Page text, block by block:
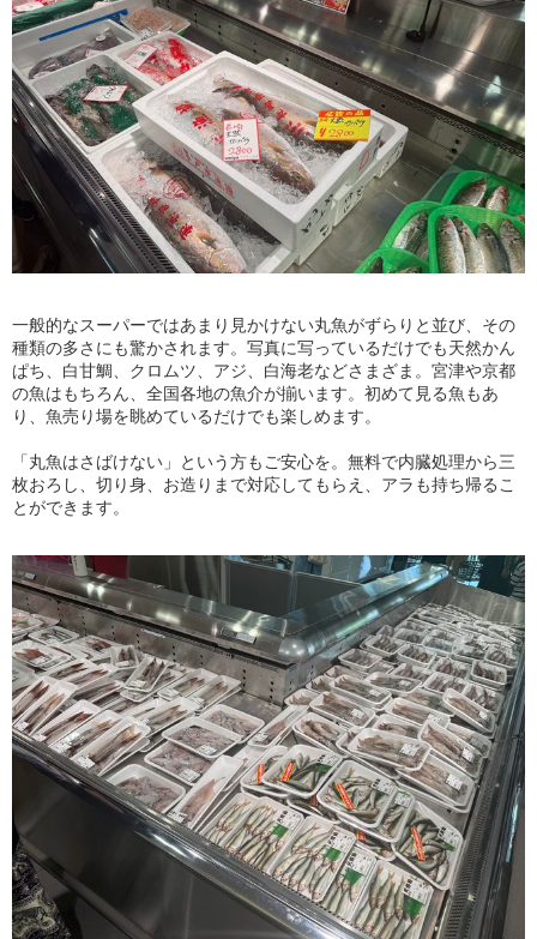
一般的なスーパーではあまり見かけない丸魚がずらりと並び、その
種類の多さにも驚かされます。写真に写っているだけでも天然かん
ぱち、白甘鯛、クロムツ、アジ、白海老などさまざま。宮津や京都
の魚はもちろん、全国各地の魚介が揃います。初めて見る魚もあ
り、魚売り場を眺めているだけでも楽しめます。
「丸魚はさばけない」という方もご安心を。無料で内臓処理から三
枚おろし、切り身、お造りまで対応してもらえ、アラも持ち帰るこ
とができます。